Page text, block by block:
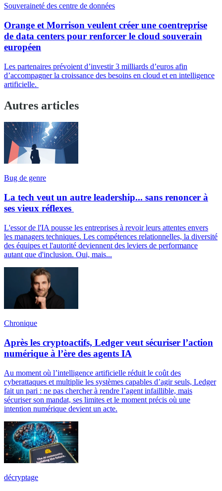
Souveraineté des centre de données
Orange et Morrison veulent créer une coentreprise
de data centers pour renforcer le cloud souverain
européen
Les partenaires prévoient d’investir 3 milliards d’euros afin
d’accompagner la croissance des besoins en cloud et en intelligence
artificielle.
Autres articles
Bug de genre
La tech veut un autre leadership... sans renoncer à
ses vieux réflexes
L'essor de l'IA pousse les entreprises à revoir leurs attentes envers
les managers techniques. Les compétences relationnelles, la diversité
des équipes et l'autorité deviennent des leviers de performance
autant que d'inclusion. Oui, mais...
Chronique
Après les cryptoactifs, Ledger veut sécuriser l’action
numérique à l’ère des agents IA
Au moment où l’intelligence artificielle réduit le coût des
cyberattaques et multiplie les systèmes capables d’agir seuls, Ledger
fait un pari : ne pas chercher à rendre l’agent infaillible, mais
sécuriser son mandat, ses limites et le moment précis où une
intention numérique devient un acte.
décryptage